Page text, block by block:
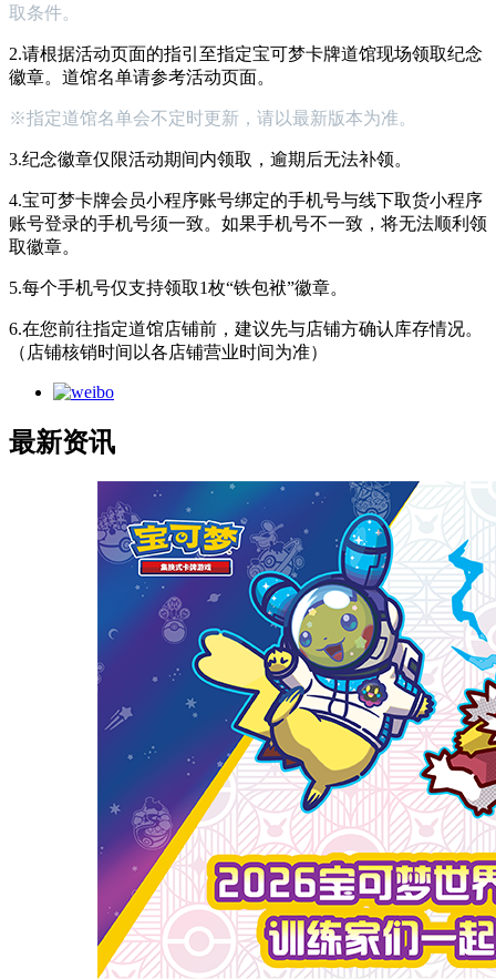
取条件。
2.请根据活动页面的指引至指定宝可梦卡牌道馆现场领取纪念
徽章。道馆名单请参考活动页面。
※指定道馆名单会不定时更新，请以最新版本为准。
3.纪念徽章仅限活动期间内领取，逾期后无法补领。
4.宝可梦卡牌会员小程序账号绑定的手机号与线下取货小程序
账号登录的手机号须一致。如果手机号不一致，将无法顺利领
取徽章。
5.每个手机号仅支持领取1枚“铁包袱”徽章。
6.在您前往指定道馆店铺前，建议先与店铺方确认库存情况。
（店铺核销时间以各店铺营业时间为准）
最新资讯